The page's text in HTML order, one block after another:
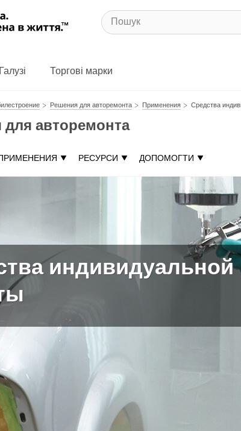
Галузі Торгові марки
Решения для авторемонта Применения Средства
для авторемонта
РЕСУРСИ ДОПОМОГТИ
индивидуальной